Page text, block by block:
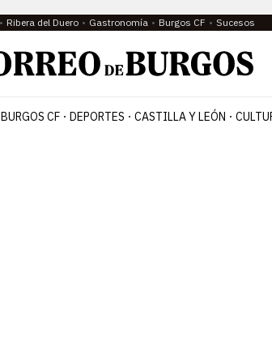
Ribera del Duero Gastronomía Burgos CF Sucesos
BURGOS CF DEPORTES CASTILLA Y LEÓN